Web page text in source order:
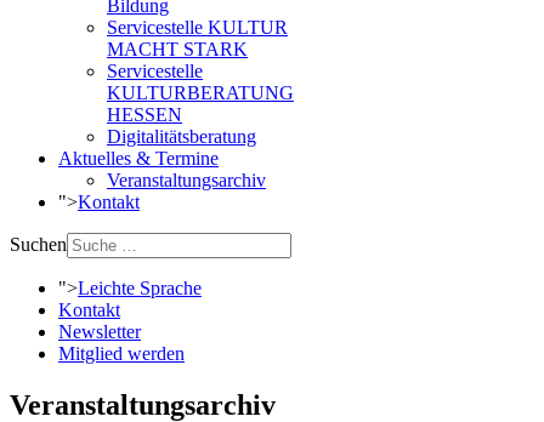
Bildung
Servicestelle KULTUR
MACHT STARK
Servicestelle
KULTURBERATUNG
HESSEN
Digitalitätsberatung
Aktuelles & Termine
Veranstaltungsarchiv
">Kontakt
Suchen
">Leichte Sprache
Kontakt
Newsletter
Mitglied werden
Veranstaltungsarchiv